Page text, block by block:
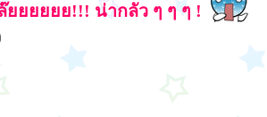
ยยยยย!!! น่ากลัว ๆ ๆ ๆ !